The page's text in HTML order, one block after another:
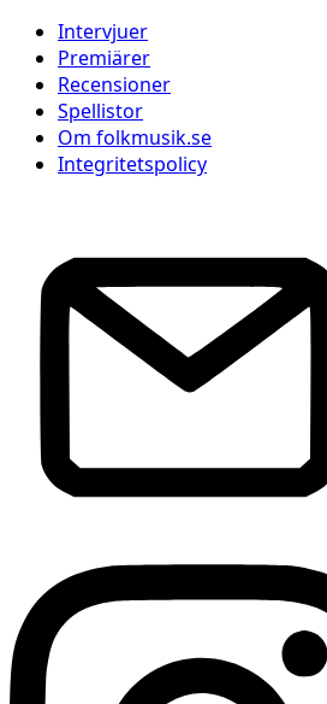
Intervjuer
Premiärer
Recensioner
Spellistor
Om folkmusik.se
Integritetspolicy